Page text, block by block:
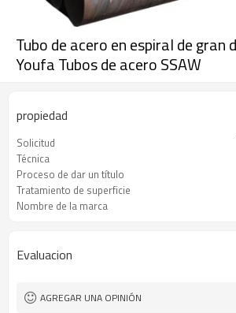
Tubo de acero en espiral de gran
Youfa Tubos de acero SSAW
propiedad
Solicitud
Técnica
Proceso de dar un título
Tratamiento de superficie
Nombre de la marca
Evaluacion
AGREGAR UNA OPINIÓN